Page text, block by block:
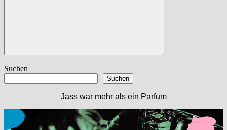
Suchen
Suchen
Suchen
Jass war mehr als ein Parfum